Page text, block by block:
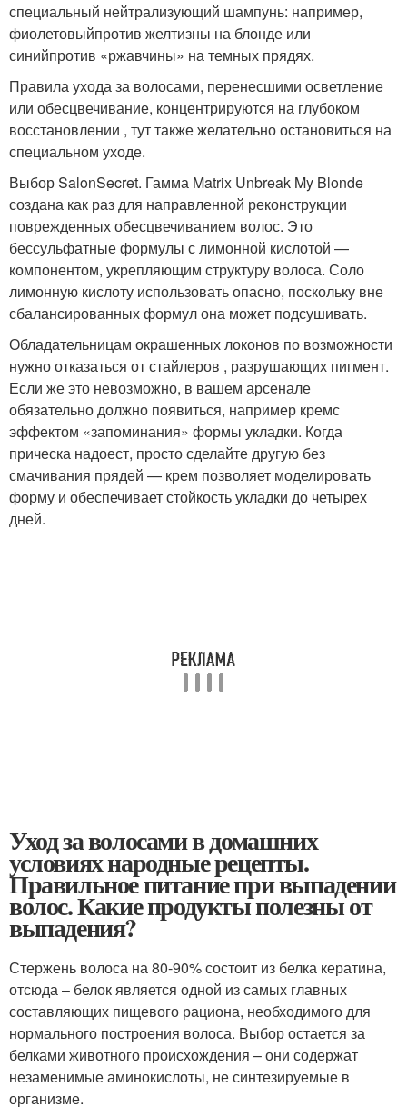
специальный нейтрализующий шампунь: например,
фиолетовыйпротив желтизны на блонде или
синийпротив «ржавчины» на темных прядях.
Правила ухода за волосами, перенесшими осветление
или обесцвечивание, концентрируются на глубоком
восстановлении , тут также желательно остановиться на
специальном уходе.
Выбор SalonSecret. Гамма Matrix Unbreak My Blonde
создана как раз для направленной реконструкции
поврежденных обесцвечиванием волос. Это
бессульфатные формулы с лимонной кислотой —
компонентом, укрепляющим структуру волоса. Соло
лимонную кислоту использовать опасно, поскольку вне
сбалансированных формул она может подсушивать.
Обладательницам окрашенных локонов по возможности
нужно отказаться от стайлеров , разрушающих пигмент.
Если же это невозможно, в вашем арсенале
обязательно должно появиться, например кремс
эффектом «запоминания» формы укладки. Когда
прическа надоест, просто сделайте другую без
смачивания прядей — крем позволяет моделировать
форму и обеспечивает стойкость укладки до четырех
дней.
Уход за волосами в домашних
условиях народные рецепты.
Правильное питание при выпадении
волос. Какие продукты полезны от
выпадения?
Стержень волоса на 80-90% состоит из белка кератина,
отсюда – белок является одной из самых главных
составляющих пищевого рациона, необходимого для
нормального построения волоса. Выбор остается за
белками животного происхождения – они содержат
незаменимые аминокислоты, не синтезируемые в
организме.